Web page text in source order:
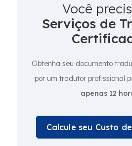
Você
Serviços de
Obtenha seu documento
por um tradutor profissional
apenas 12
Calcule seu Custo